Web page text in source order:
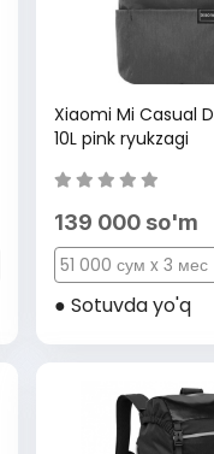
Xiaomi Mi Casual
10L pink ryukzagi
139 000 so'm
51 000 сум x 3 мес
● Sotuvda yo'q